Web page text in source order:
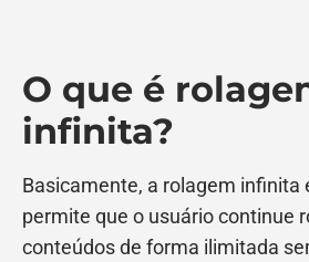
O que é
infinita?
Basicamente, a rolagem infinita
permite que o usuário continue
conteúdos de forma ilimitada